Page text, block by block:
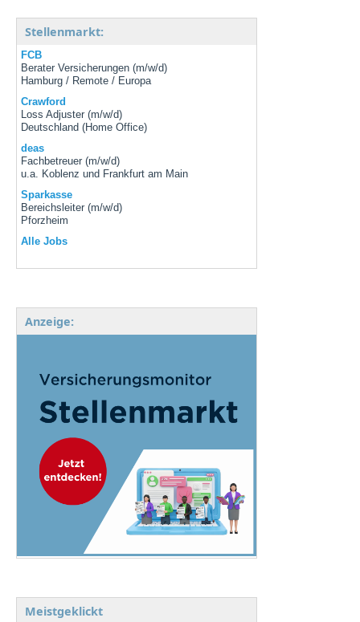
Stellenmarkt:
FCB
Berater Versicherungen (m/w/d)
Hamburg / Remote / Europa
Crawford
Loss Adjuster (m/w/d)
Deutschland (Home Office)
deas
Fachbetreuer (m/w/d)
u.a. Koblenz und Frankfurt am Main
Sparkasse
Bereichsleiter (m/w/d)
Pforzheim
Alle Jobs
Anzeige:
Meistgeklickt